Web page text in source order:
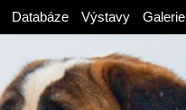
Databáze Výstavy Galerie